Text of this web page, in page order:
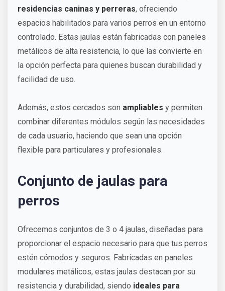
residencias caninas y perreras, ofreciendo
espacios habilitados para varios perros en un entorno
controlado. Estas jaulas están fabricadas con paneles
metálicos de alta resistencia, lo que las convierte en
la opción perfecta para quienes buscan durabilidad y
facilidad de uso.
Además, estos cercados son ampliables y permiten
combinar diferentes módulos según las necesidades
de cada usuario, haciendo que sean una opción
flexible para particulares y profesionales.
Conjunto de jaulas para
perros
Ofrecemos conjuntos de 3 o 4 jaulas, diseñadas para
proporcionar el espacio necesario para que tus perros
estén cómodos y seguros. Fabricadas en paneles
modulares metálicos, estas jaulas destacan por su
resistencia y durabilidad, siendo ideales para